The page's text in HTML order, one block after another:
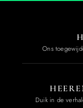
Ons
Duik in de